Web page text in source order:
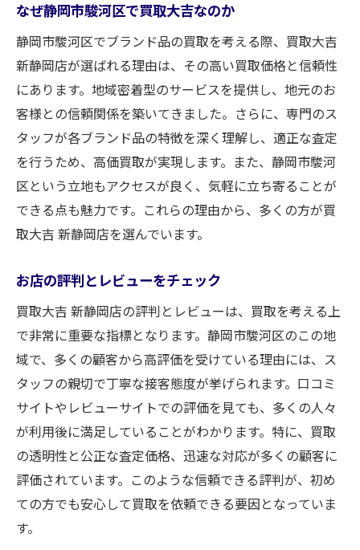
査定に影響するポイントとは
ブランド品の保存状態をチェック
付属品の有無が価格に与える影響
出張買取と店頭買取の違い
買取時の注意点とトラブル回避
安心してブランド品買取ができる静岡市駿河区
の買取大吉
お客様の安全を第一に考える店舗運営
信頼できるスタッフの対応
初めてでも安心して利用できる理由
アフターサポートの充実
口コミから見る安心感
買取大吉 新静岡店でブランドバッグを高価買取
する方法
ブランドバッグの査定ポイント
高価買取のための手入れと保管方法
市場価値を高めるコツ
ブランドバッグのトレンドと需要
なぜ静岡市駿河区で買取大吉なのか
静岡市駿河区でブランド品の買取を考える際、買取大吉
新静岡店が選ばれる理由は、その高い買取価格と信頼性
にあります。地域密着型のサービスを提供し、地元のお
客様との信頼関係を築いてきました。さらに、専門のス
タッフが各ブランド品の特徴を深く理解し、適正な査定
を行うため、高価買取が実現します。また、静岡市駿河
区という立地もアクセスが良く、気軽に立ち寄ることが
できる点も魅力です。これらの理由から、多くの方が買
取大吉 新静岡店を選んでいます。
お店の評判とレビューをチェック
買取大吉 新静岡店の評判とレビューは、買取を考える上
で非常に重要な指標となります。静岡市駿河区のこの地
域で、多くの顧客から高評価を受けている理由には、ス
タッフの親切で丁寧な接客態度が挙げられます。口コミ
サイトやレビューサイトでの評価を見ても、多くの人々
が利用後に満足していることがわかります。特に、買取
の透明性と公正な査定価格、迅速な対応が多くの顧客に
評価されています。このような信頼できる評判が、初め
ての方でも安心して買取を依頼できる要因となっていま
す。